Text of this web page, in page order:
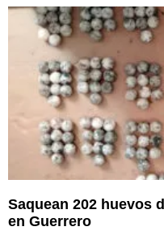
Saquean 202 huevos
en Guerrero